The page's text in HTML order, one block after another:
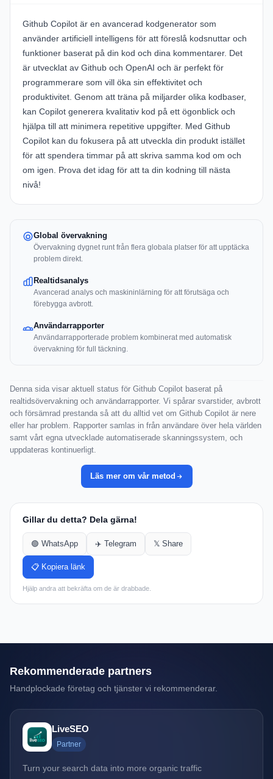
Github Copilot är en avancerad kodgenerator som
använder artificiell intelligens för att föreslå kodsnuttar och
funktioner baserat på din kod och dina kommentarer. Det
är utvecklat av Github och OpenAI och är perfekt för
programmerare som vill öka sin effektivitet och
produktivitet. Genom att träna på miljarder olika kodbaser,
kan Copilot generera kvalitativ kod på ett ögonblick och
hjälpa till att minimera repetitive uppgifter. Med Github
Copilot kan du fokusera på att utveckla din produkt istället
för att spendera timmar på att skriva samma kod om och
om igen. Prova det idag för att ta din kodning till nästa
nivå!
Global övervakning
Övervakning dygnet runt från flera globala platser för att upptäcka
problem direkt.
Realtidsanalys
Avancerad analys och maskininlärning för att förutsäga och
förebygga avbrott.
Användarrapporter
Användarrapporterade problem kombinerat med automatisk
övervakning för full täckning.
Denna sida visar aktuell status för Github Copilot baserat på
realtidsövervakning och användarrapporter. Vi spårar svarstider, avbrott
och försämrad prestanda så att du alltid vet om Github Copilot är nere
eller har problem. Rapporter samlas in från användare över hela världen
samt vårt egna utvecklade automatiserade skanningssystem, och
uppdateras kontinuerligt.
Läs mer om vår metod
Gillar du detta? Dela gärna!
🟢 WhatsApp ✈️ Telegram 𝕏 Share
📋 Kopiera länk
Hjälp andra att bekräfta om de är drabbade.
Rekommenderade partners
Handplockade företag och tjänster vi rekommenderar.
LiveSEO
Partner
Turn your search data into more organic traffic